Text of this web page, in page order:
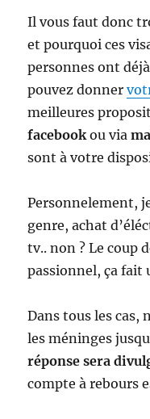
Il vous faut donc
et pourquoi ces
personnes ont
pouvez donner
meilleures
facebookou via
sont à votre
Personnelement,
genre, achat
tv.. non ? Le coup
passionnel, ça fait
Dans tous les cas,
les méninges
réponse sera
compte à rebours